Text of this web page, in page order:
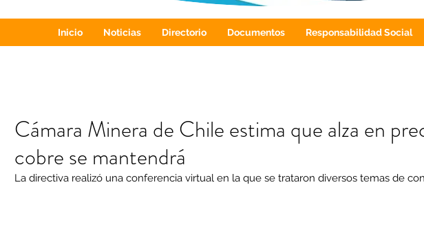
Inicio Noticias Directorio Documentos Responsabilidad Social
Cámara Minera de Chile estima que alza en
cobre se mantendrá
La directiva realizó una conferencia virtual en la que se trataron diversos temas de